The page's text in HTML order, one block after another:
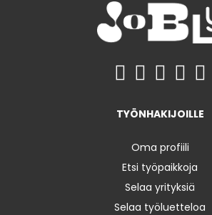
TYÖNHAKIJOILLE
Oma profiili
Etsi työpaikkoja
Selaa yrityksiä
Selaa työluetteloa